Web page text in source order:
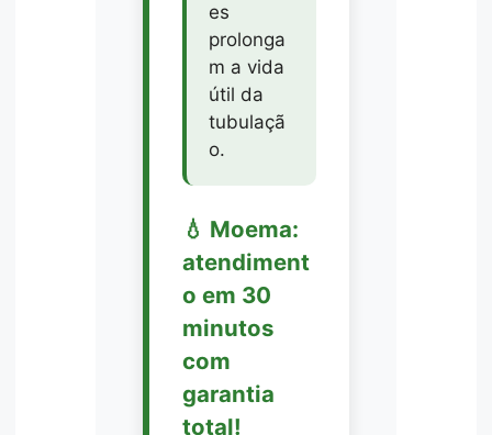
es
prolonga
m a vida
útil da
tubulaçã
o.
💧 Moema:
atendiment
o em 30
minutos
com
garantia
total!